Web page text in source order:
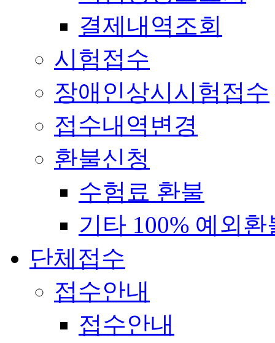
결제내역조회
시험접수
장애인상시시험접수
접수내역변경
환불신청
수험료 환불
기타 100% 예외환
단체접수
접수안내
접수안내